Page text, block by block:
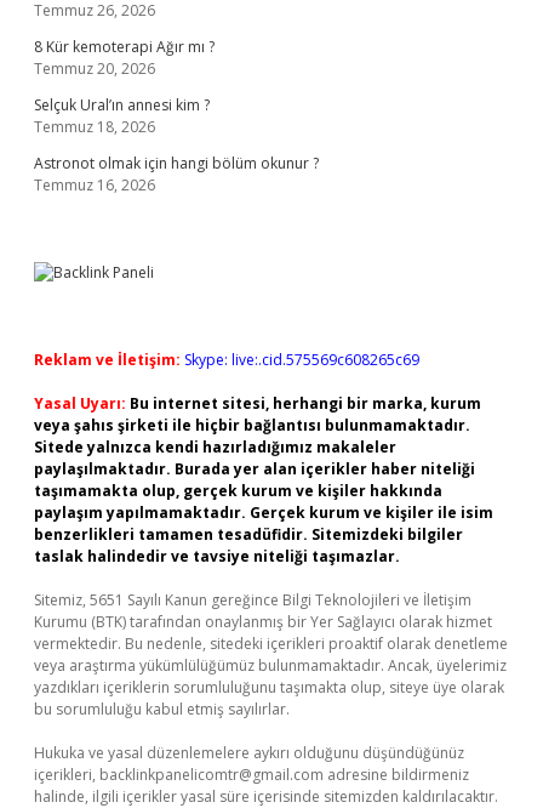
Temmuz 26, 2026
8 Kür kemoterapi Ağır mı ?
Temmuz 20, 2026
Selçuk Ural’ın annesi kim ?
Temmuz 18, 2026
Astronot olmak için hangi bölüm okunur ?
Temmuz 16, 2026
Reklam ve İletişim: Skype: live:.cid.575569c608265c69
Yasal Uyarı: Bu internet sitesi, herhangi bir marka, kurum
veya şahıs şirketi ile hiçbir bağlantısı bulunmamaktadır.
Sitede yalnızca kendi hazırladığımız makaleler
paylaşılmaktadır. Burada yer alan içerikler haber niteliği
taşımamakta olup, gerçek kurum ve kişiler hakkında
paylaşım yapılmamaktadır. Gerçek kurum ve kişiler ile isim
benzerlikleri tamamen tesadüfidir. Sitemizdeki bilgiler
taslak halindedir ve tavsiye niteliği taşımazlar.
Sitemiz, 5651 Sayılı Kanun gereğince Bilgi Teknolojileri ve İletişim
Kurumu (BTK) tarafından onaylanmış bir Yer Sağlayıcı olarak hizmet
vermektedir. Bu nedenle, sitedeki içerikleri proaktif olarak denetleme
veya araştırma yükümlülüğümüz bulunmamaktadır. Ancak, üyelerimiz
yazdıkları içeriklerin sorumluluğunu taşımakta olup, siteye üye olarak
bu sorumluluğu kabul etmiş sayılırlar.
Hukuka ve yasal düzenlemelere aykırı olduğunu düşündüğünüz
içerikleri, backlinkpanelicomtr@gmail.com adresine bildirmeniz
halinde, ilgili içerikler yasal süre içerisinde sitemizden kaldırılacaktır.